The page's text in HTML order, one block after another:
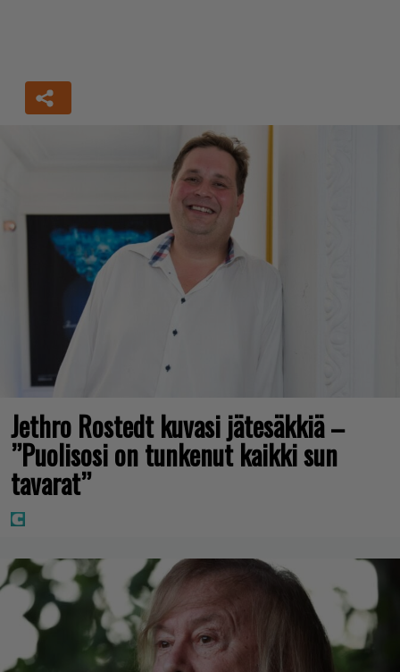
Jethro Rostedt kuvasi jätesäkkiä –
”Puolisosi on tunkenut kaikki sun
tavarat”